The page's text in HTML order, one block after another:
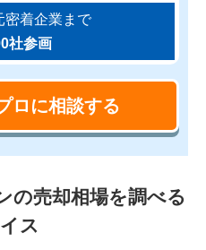
密着企業まで
社参画
ロに相談する
の売却相場を調べる
ス